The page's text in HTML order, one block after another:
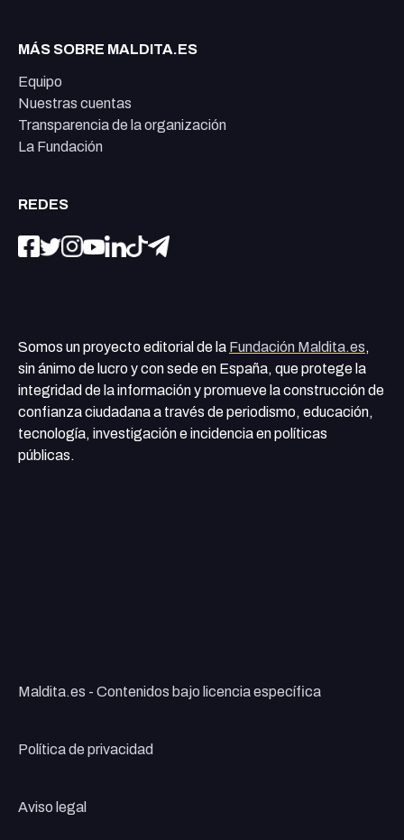
MÁS SOBRE MALDITA.ES
Equipo
Nuestras cuentas
Transparencia de la organización
La Fundación
REDES
Somos un proyecto editorial de la Fundación Maldita.es,
sin ánimo de lucro y con sede en España, que protege la
integridad de la información y promueve la construcción de
confianza ciudadana a través de periodismo, educación,
tecnología, investigación e incidencia en políticas
públicas.
Maldita.es - Contenidos bajo licencia específica
Política de privacidad
Aviso legal